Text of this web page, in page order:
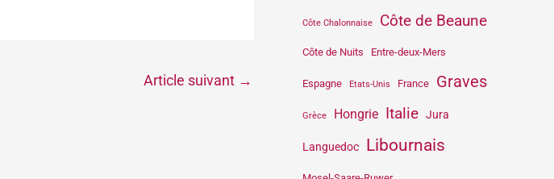
Article suivant →
Côte Chalonnaise Côte de Beaune
Côte de Nuits Entre-deux-Mers
Espagne Etats-Unis France Graves
Grèce Hongrie Italie Jura
Languedoc Libournais